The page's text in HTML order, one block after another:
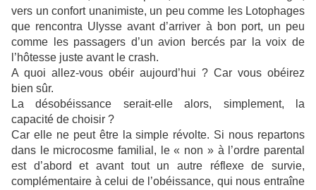
vers un confort unanimiste, un peu comme les Lotophages
que rencontra Ulysse avant d’arriver à bon port, un peu
comme les passagers d’un avion bercés par la voix de
l’hôtesse juste avant le crash.
A quoi allez-vous obéir aujourd’hui ? Car vous obéirez
bien sûr.
La désobéissance serait-elle alors, simplement, la
capacité de choisir ?
Car elle ne peut être la simple révolte. Si nous repartons
dans le microcosme familial, le « non » à l’ordre parental
est d’abord et avant tout un autre réflexe de survie,
complémentaire à celui de l’obéissance, qui nous entraîne